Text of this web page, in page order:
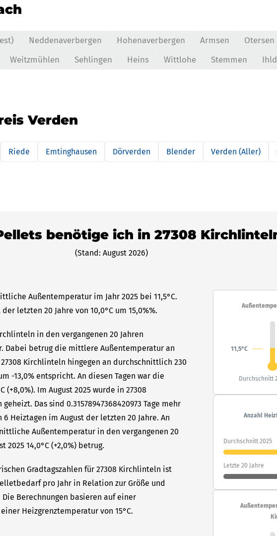
Neddenaverbergen Hohenaverbergen Armsen Otersen
Weitzmühlen
Sehlingen Heins Wittlohe Stemmen
Verden
Riede Emtinghausen Dörverden Blender Verden (Aller)
benötige ich in 27308
(Stand: August 2026)
Außentemperatur im Jahr 2025 bei 11,5°C.
letzten 20 Jahre von 10,0°C um 15,0%%.
in den vergangenen 20 Jahren
Dabei betrug die mittlere Außentemperatur an
Kirchlinteln hingegen an durchschnittlich 230
-13,0% entspricht. An diesen Tagen war die
Im August 2025 wurde in 27308
Das sind 0.31578947368420973 Tage mehr
Heiztagen im August der letzten 20 Jahre. An
Außentemperatur in den vergangenen 20
2025 14,0°C (+2,0%) betrug.
Gradtagszahlen für 27308 Kirchlinteln ist
pro Jahr in Relation zur Größe und
Berechnungen basieren auf einer
Heizgrenztemperatur von 15°C.
11,5°C
Durchschnitt
Anzahl
Durchschnitt 2025
Letzte 20 Jahre